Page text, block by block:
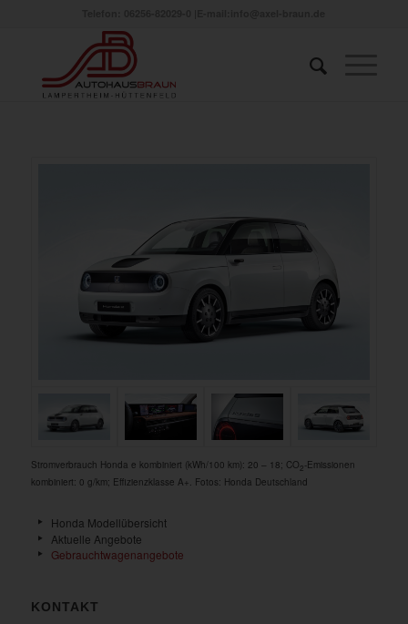
Stromverbrauch Honda e kombiniert (kWh/100 km): 20 – 18; CO2-Emissionen
kombiniert: 0 g/km; Effizienzklasse A+. Fotos: Honda Deutschland
Honda Modellübersicht
Aktuelle Angebote
Gebrauchtwagenangebote
KONTAKT